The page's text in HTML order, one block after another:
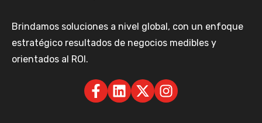
Brindamos soluciones a nivel global, con un enfoque
estratégico resultados de negocios medibles y
orientados al ROI.